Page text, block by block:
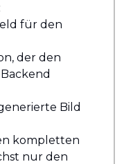
für den
der den
Bild
kompletten
nur den